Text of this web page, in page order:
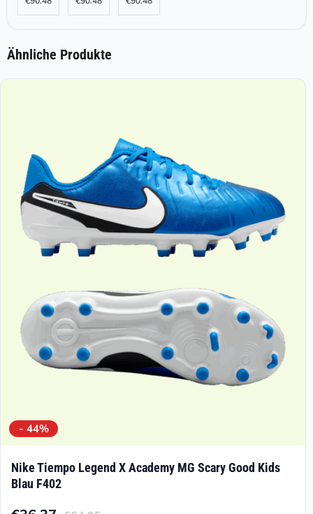
Ähnliche Produkte
- 44%
Nike Tiempo Legend X Academy MG Scary Good Kids
Blau F402